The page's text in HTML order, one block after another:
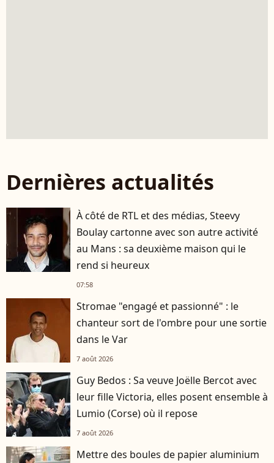
Dernières actualités
À côté de RTL et des médias, Steevy
Boulay cartonne avec son autre activité
au Mans : sa deuxième maison qui le
rend si heureux
07:58
Stromae "engagé et passionné" : le
chanteur sort de l'ombre pour une sortie
dans le Var
7 août 2026
Guy Bedos : Sa veuve Joëlle Bercot avec
leur fille Victoria, elles posent ensemble à
Lumio (Corse) où il repose
7 août 2026
Mettre des boules de papier aluminium